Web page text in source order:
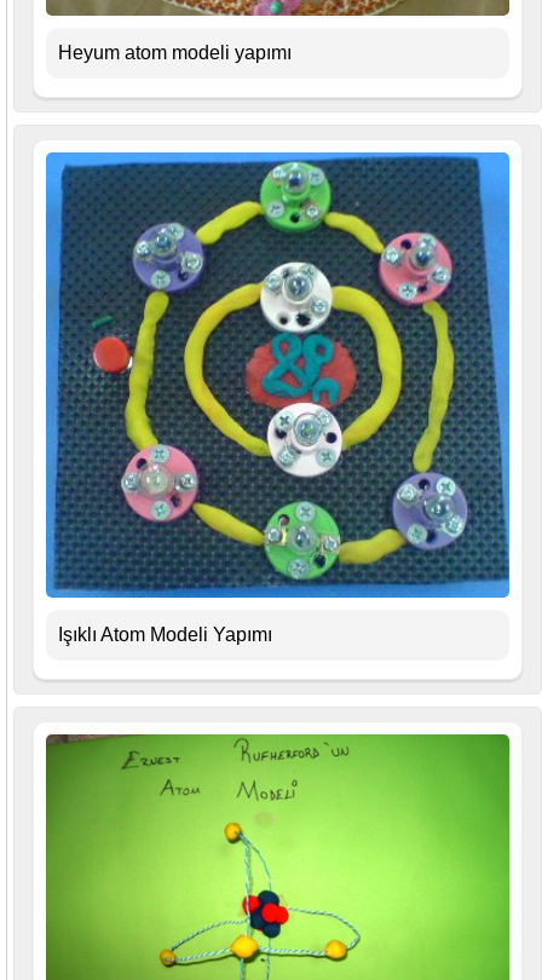
Heyum atom modeli yapımı
Işıklı Atom Modeli Yapımı